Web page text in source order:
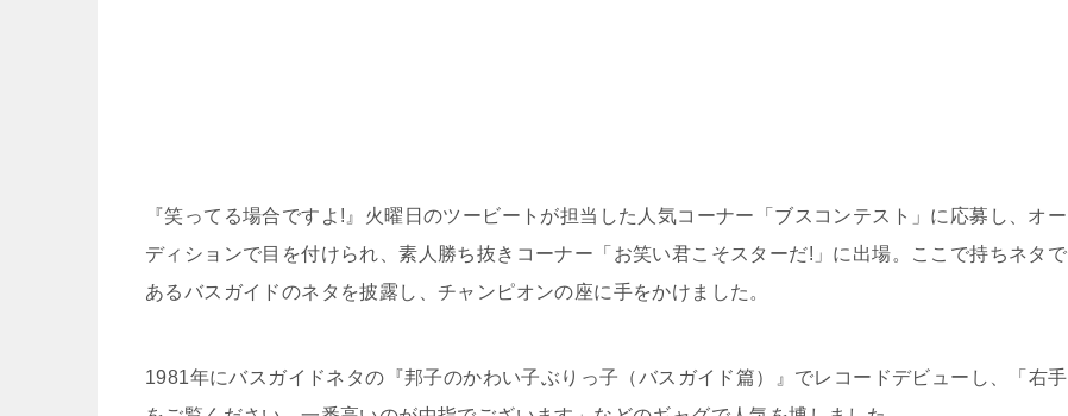
『笑ってる場合ですよ!』火曜日のツービートが担当した人気コーナー「ブスコンテスト」に応募し、オー
ディションで目を付けられ、素人勝ち抜きコーナー「お笑い君こそスターだ!」に出場。ここで持ちネタで
あるバスガイドのネタを披露し、チャンピオンの座に手をかけました。
1981年にバスガイドネタの『邦子のかわい子ぶりっ子（バスガイド篇）』でレコードデビューし、「右手